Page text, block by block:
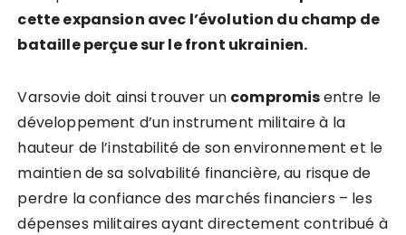
cette expansion avec l’évolution du champ de
bataille perçue sur le front ukrainien.
Varsovie doit ainsi trouver un compromisentre le
développement d’un instrument militaire à la
hauteur de l’instabilité de son environnement et le
maintien de sa solvabilité financière, au risque de
perdre la confiance des marchés financiers – les
dépenses militaires ayant directement contribué à